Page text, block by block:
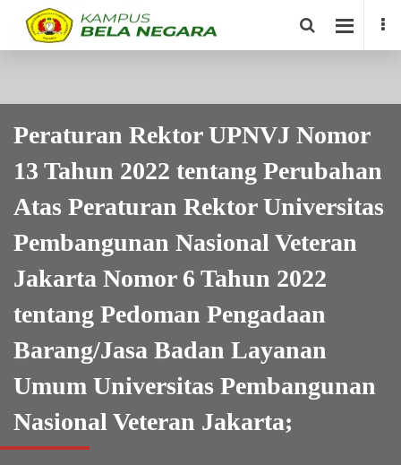
Peraturan Rektor UPNVJ Nomor
13 Tahun 2022 tentang Perubahan
Atas Peraturan Rektor Universitas
Pembangunan Nasional Veteran
Jakarta Nomor 6 Tahun 2022
tentang Pedoman Pengadaan
Barang/Jasa Badan Layanan
Umum Universitas Pembangunan
Nasional Veteran Jakarta;